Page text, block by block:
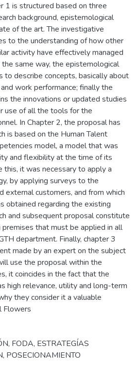
1 is structured based on three
background, epistemological
of the art. The investigative
to the understanding of how other
activity have effectively managed
the same way, the epistemological
to describe concepts, basically about
work performance; finally the
the innovations or updated studies
use of all the tools for the
In Chapter 2, the proposal has
is based on the Human Talent
model, a model that was
and flexibility at the time of its
this, it was necessary to apply a
by applying surveys to the
external customers, and from which
obtained regarding the existing
and subsequent proposal constitute
premises that must be applied in all
department. Finally, chapter 3
made by an expert on the subject
use the proposal within the
it coincides in the fact that the
high relevance, utility and long-term
they consider it a valuable
Flowers
, FODA, ESTRATEGÍAS
, POSECIONAMIENTO